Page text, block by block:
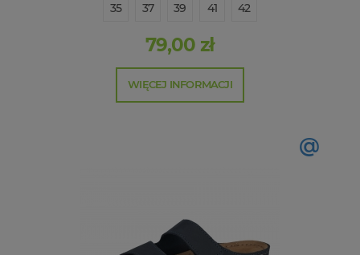
35 37 39 41 42
79,00 zł
WIĘCEJ INFORMACJI
@